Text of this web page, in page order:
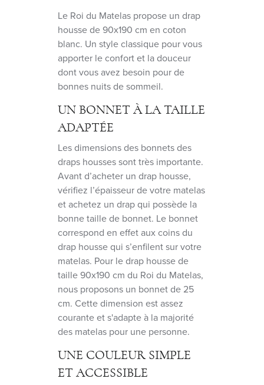
Le Roi du Matelas propose un drap
housse de 90x190 cm en coton
blanc. Un style classique pour vous
apporter le confort et la douceur
dont vous avez besoin pour de
bonnes nuits de sommeil.
UN BONNET À LA TAILLE
ADAPTÉE
Les dimensions des bonnets des
draps housses sont très importante.
Avant d’acheter un drap housse,
vérifiez l’épaisseur de votre matelas
et achetez un drap qui possède la
bonne taille de bonnet. Le bonnet
correspond en effet aux coins du
drap housse qui s’enfilent sur votre
matelas. Pour le drap housse de
taille 90x190 cm du Roi du Matelas,
nous proposons un bonnet de 25
cm. Cette dimension est assez
courante et s'adapte à la majorité
des matelas pour une personne.
UNE COULEUR SIMPLE
ET ACCESSIBLE